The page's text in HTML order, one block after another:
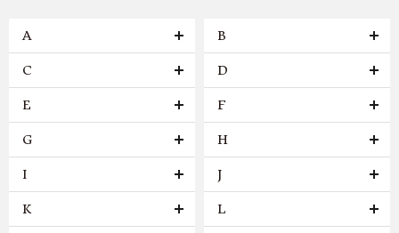
A B
C D
E F
G H
I J
K L